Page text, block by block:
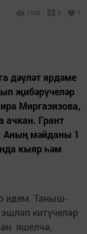
1038 0 1
дәүләт ярдәме
җибәрүчеләр
Миргазизова,
ачкан. Грант
Аның мәйданы 1
кыяр һәм
идем. Таныш-
китүчеләр
яшелчә,